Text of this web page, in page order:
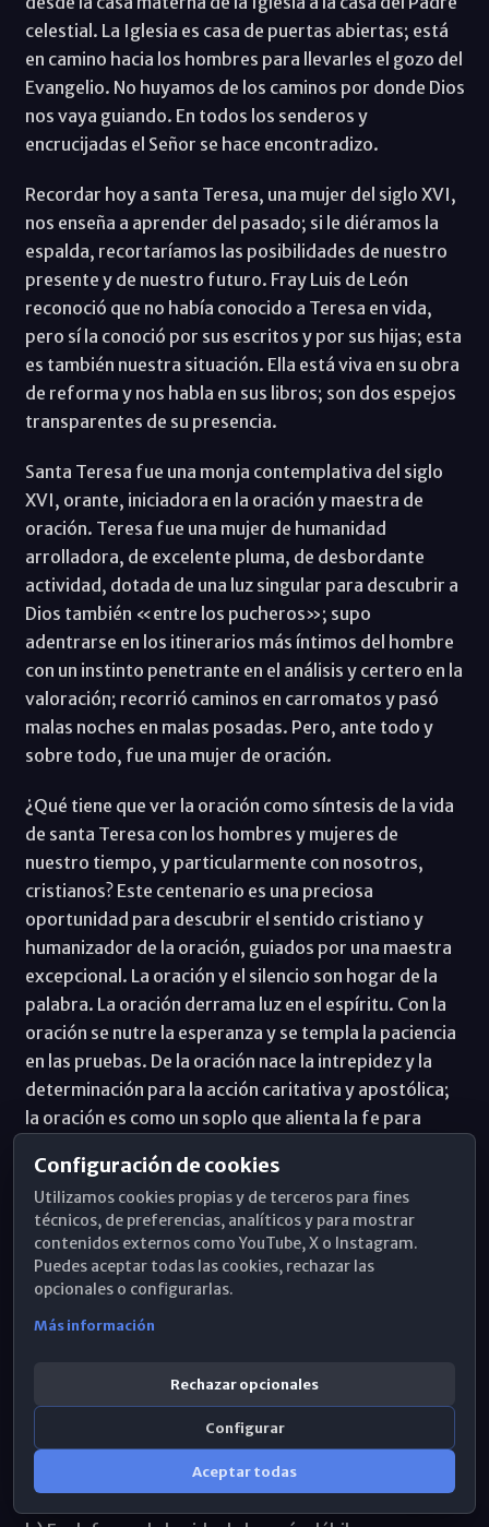
celestial. La Iglesia es casa de puertas abiertas; está
en camino hacia los hombres para llevarles el gozo del
Evangelio. No huyamos de los caminos por donde Dios
nos vaya guiando. En todos los senderos y
encrucijadas el Señor se hace encontradizo.
Recordar hoy a santa Teresa, una mujer del siglo XVI,
nos enseña a aprender del pasado; si le diéramos la
espalda, recortaríamos las posibilidades de nuestro
presente y de nuestro futuro. Fray Luis de León
reconoció que no había conocido a Teresa en vida,
pero sí la conoció por sus escritos y por sus hijas; esta
es también nuestra situación. Ella está viva en su obra
de reforma y nos habla en sus libros; son dos espejos
transparentes de su presencia.
Santa Teresa fue una monja contemplativa del siglo
XVI, orante, iniciadora en la oración y maestra de
oración. Teresa fue una mujer de humanidad
arrolladora, de excelente pluma, de desbordante
actividad, dotada de una luz singular para descubrir a
Dios también «entre los pucheros»; supo
adentrarse en los itinerarios más íntimos del hombre
con un instinto penetrante en el análisis y certero en la
valoración; recorrió caminos en carromatos y pasó
malas noches en malas posadas. Pero, ante todo y
sobre todo, fue una mujer de oración.
¿Qué tiene que ver la oración como síntesis de la vida
de santa Teresa con los hombres y mujeres de
nuestro tiempo, y particularmente con nosotros,
cristianos? Este centenario es una preciosa
oportunidad para descubrir el sentido cristiano y
humanizador de la oración, guiados por una maestra
excepcional. La oración y el silencio son hogar de la
palabra. La oración derrama luz en el espíritu. Con la
oración se nutre la esperanza y se templa la paciencia
en las pruebas. De la oración nace la intrepidez y la
determinación para la acción caritativa y apostólica;
la oración es como un soplo que alienta la fe para
el alma se pacifica y serena. En la oración se funden las
penas como se derrite la nieve ante el sol.
En la Asamblea Plenaria del mes de abril tendremos
como Conferencia la oportunidad de peregrinar a
nos enseñen a convertir nuestra vida en una salida
para llevar el gozo del Evangelio a las periferias de los
pobres, los enfermos, los descartados y los
Configuración de cookies
Utilizamos cookies propias y de terceros para fines
técnicos, de preferencias, analíticos y para mostrar
contenidos externos como YouTube, X o Instagram.
Puedes aceptar todas las cookies, rechazar las
opcionales o configurarlas.
Más información
Rechazar opcionales
Configurar
Aceptar todas